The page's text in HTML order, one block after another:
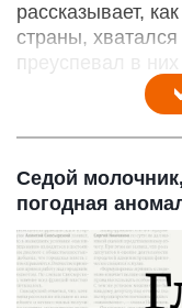
рассказывает,
страны,
преуспевал в них
Седой
погодная